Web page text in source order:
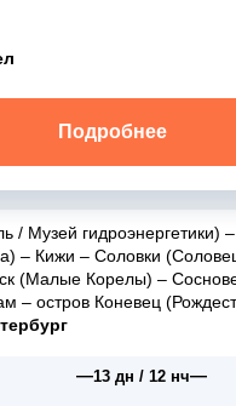
Подробнее
/ Музей гидроэнергетики) –
– Кижи – Соловки
(Малые Корелы) –
– остров Коневец
—13 дн / 12 нч—